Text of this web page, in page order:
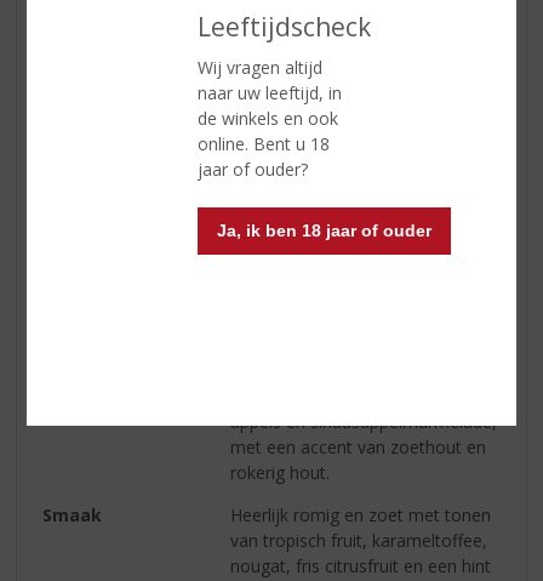
Leeftijdscheck
Wij vragen altijd
naar uw leeftijd, in
de winkels en ook
online. Bent u 18
jaar of ouder?
Ja, ik ben 18 jaar of ouder
ETIKETINFORMATIE
Land van Herkomst
Schotland
Speyside
70 CL
Single Malt
appels en sinaasappelmarmelade,
met een accent van zoethout en
rokerig hout.
Smaak
Heerlijk romig en zoet met tonen
van tropisch fruit, karameltoffee,
nougat, fris citrusfruit en een hint